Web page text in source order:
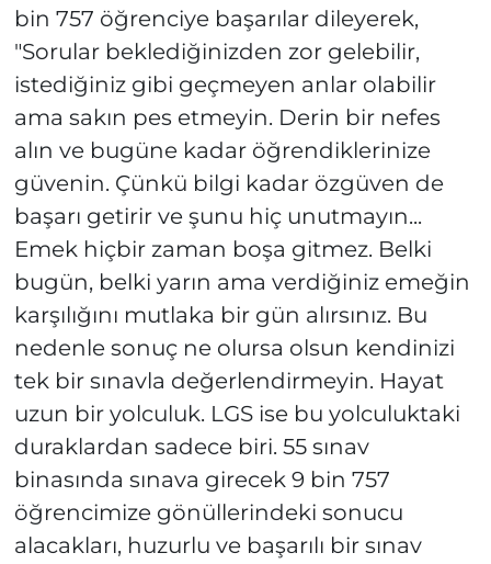
bin 757 öğrenciye başarılar dileyerek,
"Sorular beklediğinizden zor gelebilir,
istediğiniz gibi geçmeyen anlar olabilir
ama sakın pes etmeyin. Derin bir nefes
alın ve bugüne kadar öğrendiklerinize
güvenin. Çünkü bilgi kadar özgüven de
başarı getirir ve şunu hiç unutmayın...
Emek hiçbir zaman boşa gitmez. Belki
bugün, belki yarın ama verdiğiniz emeğin
karşılığını mutlaka bir gün alırsınız. Bu
nedenle sonuç ne olursa olsun kendinizi
tek bir sınavla değerlendirmeyin. Hayat
uzun bir yolculuk. LGS ise bu yolculuktaki
duraklardan sadece biri. 55 sınav
binasında sınava girecek 9 bin 757
öğrencimize gönüllerindeki sonucu
alacakları, huzurlu ve başarılı bir sınav